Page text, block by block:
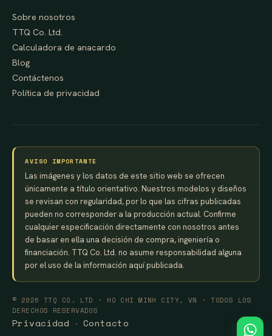
Sobre nosotros
TTQ Co. Ltd.
Calculadora de anacardo
Blog
Contáctenos
Política de privacidad
AVISO IMPORTANTE
Las imágenes y los datos de este sitio web se ofrecen
únicamente a título orientativo. Nuestros modelos y diseños
se revisan con regularidad, por lo que las cifras publicadas
pueden no corresponder a la producción actual. Confirme
cualquier especificación directamente con nosotros antes
de basar en ella una decisión de compra, ingeniería o
financiación. TTQ Co. Ltd. no asume responsabilidad alguna
por el uso de la información aquí publicada.
© 2026 TTQ CO. LTD · HO CHI MINH CITY, VN · TODOS LOS
DERECHOS RESERVADOS
Privacidad · Contacto